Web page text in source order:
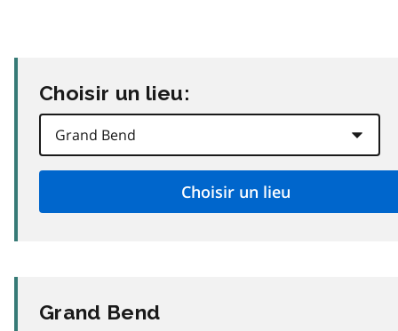
Choisir un lieu:
Grand Bend